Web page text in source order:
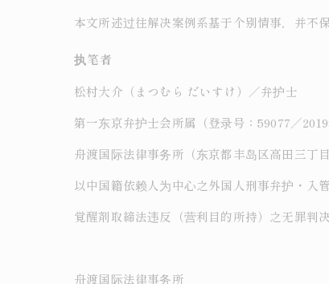
本文所述过往解决案例系基于个别情事，并不保
执笔者
松村大介（まつむら だいすけ）／弁护士
第一东京弁护士会所属（登录号：59077／2019
舟渡国际法律事务所（东京都丰岛区高田三丁
以中国籍依赖人为中心之外国人刑事弁护・入
覚醒剤取締法违反（营利目的所持）之无罪判
舟渡国际法律事务所